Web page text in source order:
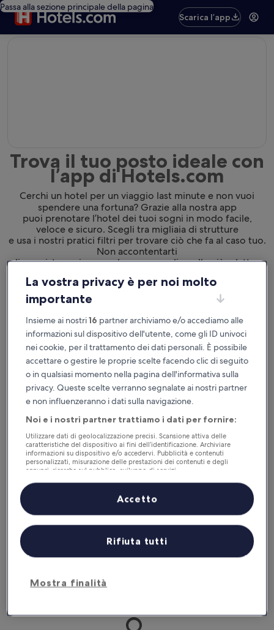
Passa alla sezione principale della pagina
Scarica l’app
Trova il tuo posto ideale con
l’app di Hotels.com
Cerchi un hotel per un viaggio last minute e non vuoi
spendere una fortuna? Grazie alla nostra app
puoi prenotare l’hotel dei tuoi sogni in modo facile,
veloce e sicuro. Scegli tra migliaia di strutture
e usa i nostri pratici filtri per trovare ciò che fa al caso tuo.
Non accontentarti
di una sistemazione qualunque: scegli quella più adatta a
Disponibile su iOS e Android
Perché scaricare la nostra app
Ricevi sconti su una selezione di hotel
La vostra privacy è per noi molto
importante
Insieme ai nostri16 partner archiviamo e/o accediamo alle
informazioni sul dispositivo dell'utente, come gli ID univoci
nei cookie, per il trattamento dei dati personali. È possibile
accettare o gestire le proprie scelte facendo clic di seguito
o in qualsiasi momento nella pagina dell'informativa sulla
privacy. Queste scelte verranno segnalate ai nostri partner
e non influenzeranno i dati sulla navigazione.
Noi e i nostri partner trattiamo i dati per fornire:
Utilizzare dati di geolocalizzazione precisi. Scansione attiva delle
caratteristiche del dispositivo ai fini dell’identificazione. Archiviare
informazioni su dispositivo e/o accedervi. Pubblicità e contenuti
personalizzati, misurazione delle prestazioni dei contenuti e degli
annunci, ricerche sul pubblico, sviluppo di servizi.
Elenco dei partner (fornitori)
Mostra finalità
Rifiuta tutti
Accetto